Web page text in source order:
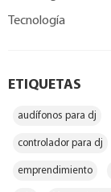
Tecnología
ETIQUETAS
audífonos para dj
controlador para dj
emprendimiento